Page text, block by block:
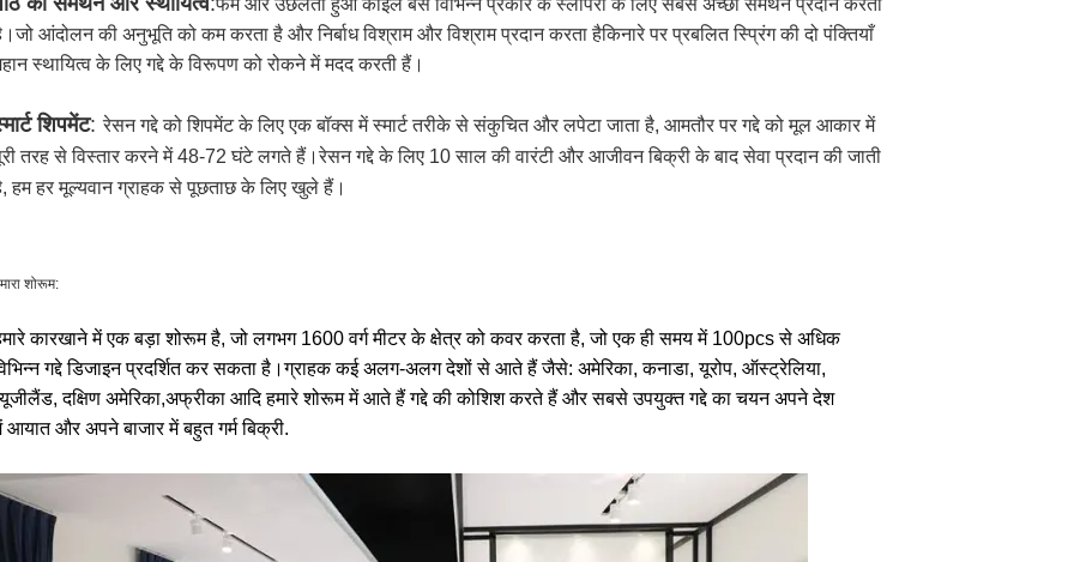
फर्म और उछलता हुआ कॉइल बेस विभिन्न प्रकार के स्लीपरों के लिए सबसे अच्छा समर्थन प्रदान करता
आंदोलन की अनुभूति को कम करता है और निर्बाध विश्राम और विश्राम प्रदान करता हैकिनारे पर प्रबलित स्प्रिंग की दो पंक्तियाँ
स्थायित्व के लिए गद्दे के विरूपण को रोकने में मदद करती हैं।
शिपमेंट: रेसन गद्दे को शिपमेंट के लिए एक बॉक्स में स्मार्ट तरीके से संकुचित और लपेटा जाता है, आमतौर पर गद्दे को मूल आकार में
तरह से विस्तार करने में 48-72 घंटे लगते हैं।रेसन गद्दे के लिए 10 साल की वारंटी और आजीवन बिक्री के बाद सेवा प्रदान की जाती
हम हर मूल्यवान ग्राहक से पूछताछ के लिए खुले हैं।
शोरूम:
कारखाने में एक बड़ा शोरूम है, जो लगभग 1600 वर्ग मीटर के क्षेत्र को कवर करता है, जो एक ही समय में 100pcs से अधिक
गद्दे डिजाइन प्रदर्शित कर सकता है।ग्राहक कई अलग-अलग देशों से आते हैं जैसे: अमेरिका, कनाडा, यूरोप, ऑस्ट्रेलिया,
दक्षिण अमेरिका,अफ्रीका आदि हमारे शोरूम में आते हैं गद्दे की कोशिश करते हैं और सबसे उपयुक्त गद्दे का चयन अपने देश
आयात और अपने बाजार में बहुत गर्म बिक्री.